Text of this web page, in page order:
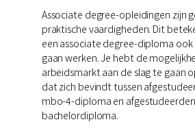
Associate degree-opleidingen zijn
praktische vaardigheden. Dit
een associate degree-diploma
gaan werken. Je hebt de
arbeidsmarkt aan de slag te gaan
dat zich bevindt tussen
mbo-4-diploma en
bachelordiploma.